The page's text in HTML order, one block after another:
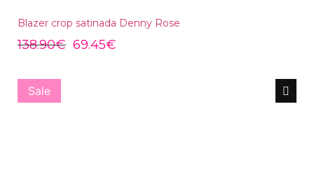
Blazer crop satinada Denny Rose
138.90€ 69.45€
Sale